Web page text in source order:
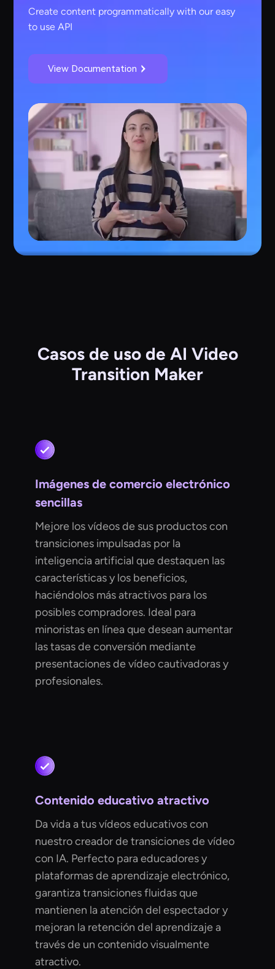
Create content programmatically with our easy
to use API
View Documentation
Casos de uso de AI Video
Transition Maker
Imágenes de comercio electrónico
sencillas
Mejore los vídeos de sus productos con
transiciones impulsadas por la
inteligencia artificial que destaquen las
características y los beneficios,
haciéndolos más atractivos para los
posibles compradores. Ideal para
minoristas en línea que desean aumentar
las tasas de conversión mediante
presentaciones de vídeo cautivadoras y
profesionales.
Contenido educativo atractivo
Da vida a tus vídeos educativos con
nuestro creador de transiciones de vídeo
con IA. Perfecto para educadores y
plataformas de aprendizaje electrónico,
garantiza transiciones fluidas que
mantienen la atención del espectador y
mejoran la retención del aprendizaje a
través de un contenido visualmente
atractivo.